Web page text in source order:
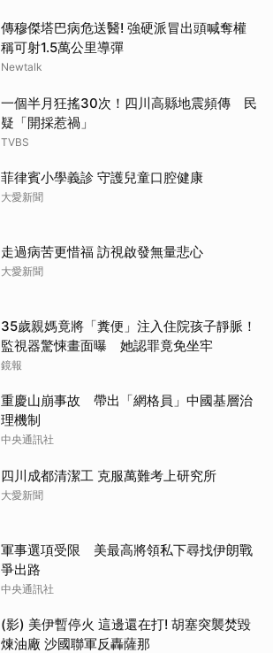
傳穆傑塔巴病危送醫! 強硬派冒出頭喊奪權
稱可射1.5萬公里導彈
Newtalk
一個半月狂搖30次！四川高縣地震頻傳 民
疑「開採惹禍」
TVBS
菲律賓小學義診 守護兒童口腔健康
大愛新聞
走過病苦更惜福 訪視啟發無量悲心
大愛新聞
35歲親媽竟將「糞便」注入住院孩子靜脈！
監視器驚悚畫面曝 她認罪竟免坐牢
鏡報
重慶山崩事故 帶出「網格員」中國基層治
理機制
中央通訊社
四川成都清潔工 克服萬難考上研究所
大愛新聞
軍事選項受限 美最高將領私下尋找伊朗戰
爭出路
中央通訊社
(影) 美伊暫停火 這邊還在打! 胡塞突襲焚毀
煉油廠 沙國聯軍反轟薩那